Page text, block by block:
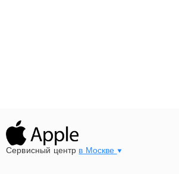
Сервисный центрв Москве